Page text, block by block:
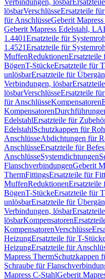
Verbindungen, lösbar
lösbarVerschlüsseErsatzteile
für AnschlüsseGeberit
Geberit Mapress Edelstahl,
1.4401Ersatzteile für
1.4521Ersatzteile für
MuffenReduktionenErsatzteile
BögenT-StückeErsatzteile für
unlösbarErsatzteile für
Verbindungen, lösbar
lösbarVerschlüsseErsatzteile
für AnschlüsseKompensatoren
Kompensatoren
EdelstahlErsatzteile für
EdelstahlSchutzkappen für
AnschlüsseAbdichtungen für
AnschlüsseErsatzteile für
AnschlüsseSystemdichtungen
FlanschverbindungenGeberit
ThermFittingsErsatzteile für
MuffenReduktionenErsatzteile
BögenT-StückeErsatzteile für
unlösbarErsatzteile für
Verbindungen, lösbar
lösbarKompensatoren
KompensatorenVerschlüsse
HeizungErsatzteile für T-
HeizungErsatzteile für
Mapress ThermSchutzkappen
Schraube für
Mapress C-StahlGeberit